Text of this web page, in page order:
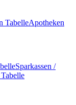
TabelleApotheken
Sparkassen /